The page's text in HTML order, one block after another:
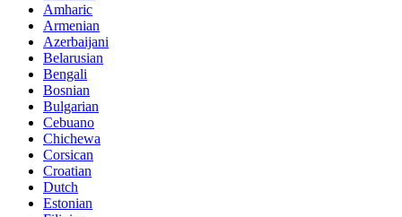
Amharic
Armenian
Azerbaijani
Belarusian
Bengali
Bosnian
Bulgarian
Cebuano
Chichewa
Corsican
Croatian
Dutch
Estonian